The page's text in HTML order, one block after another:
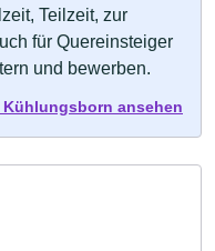
Teilzeit, zur
für Quereinsteiger
und bewerben.
ansehen